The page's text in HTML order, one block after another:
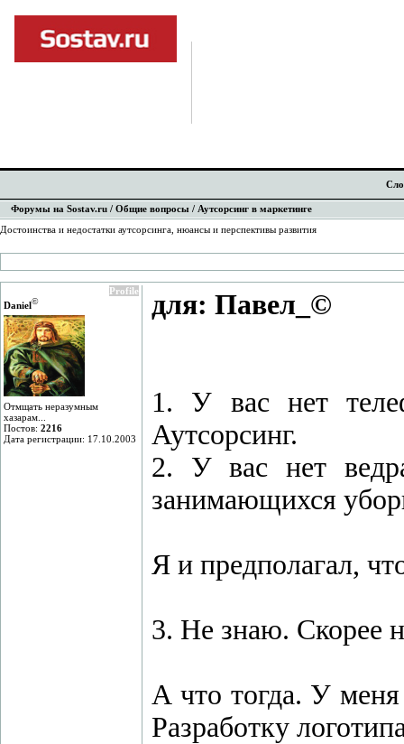
Форумы на Sostav.ru / Общие вопросы / Аутсорсинг в маркетинге
Достоинства и недостатки аутсорсинга, нюансы и перспективы развития
Profile
Daniel©
Отмщать неразумным
хазарам...
Постов: 2216
Дата регистрации: 17.10.2003
для: Павел_©
1. У вас нет
Аутсорсинг.
2. У вас нет
занимающихся
Я и предполагал,
3. Не знаю. Скорее
А что тогда. У меня
Разработку